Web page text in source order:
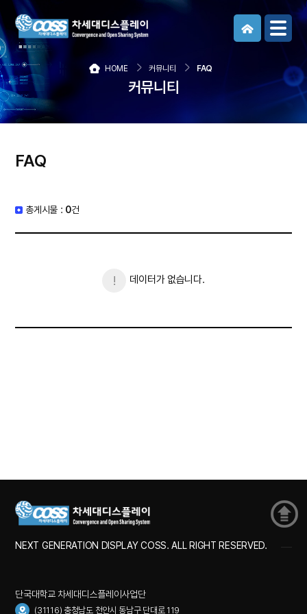
메뉴보기
HOME 커뮤니티 FAQ
커뮤니티
FAQ
총게시물 : 0건
데이터가 없습니다.
NEXT GENERATION DISPLAY COSS. ALL RIGHT RESERVED.
단국대학교 차세대디스플레이사업단
(31116) 충청남도 천안시 동남구 단대로 119